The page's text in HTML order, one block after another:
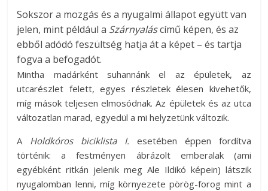
Sokszor a mozgás és a nyugalmi állapot együtt van
jelen, mint például a Szárnyaláscímű képen, és az
ebből adódó feszültség hatja át a képet – és tartja
fogva a befogadót.
Mintha madárként suhannánk el az épületek, az
utcarészlet felett, egyes részletek élesen kivehetők,
míg mások teljesen elmosódnak. Az épületek és az utca
változatlan marad, egyedül a mi helyzetünk változik.
A Holdkóros biciklista I. esetében éppen fordítva
történik: a festményen ábrázolt emberalak (ami
egyébként ritkán jelenik meg Ale Ildikó képein) látszik
nyugalomban lenni, míg környezete pörög-forog mint a